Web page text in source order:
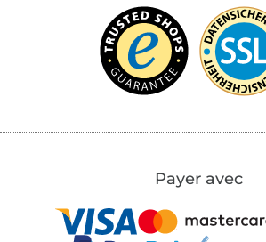
Payer avec